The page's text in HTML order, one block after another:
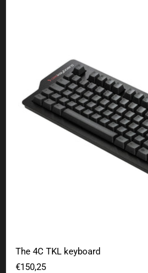
The 4C TKL keyboard
€150,25